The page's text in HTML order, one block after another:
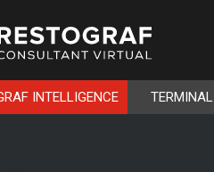
INTELLIGENCE TERMINAL